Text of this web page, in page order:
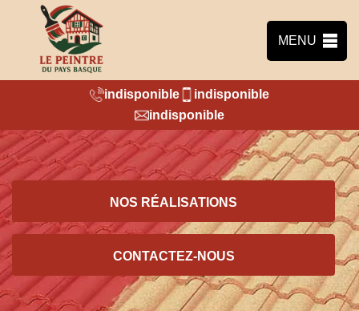
MENU
indisponible
indisponible
indisponible
NOS RÉALISATIONS
CONTACTEZ-NOUS